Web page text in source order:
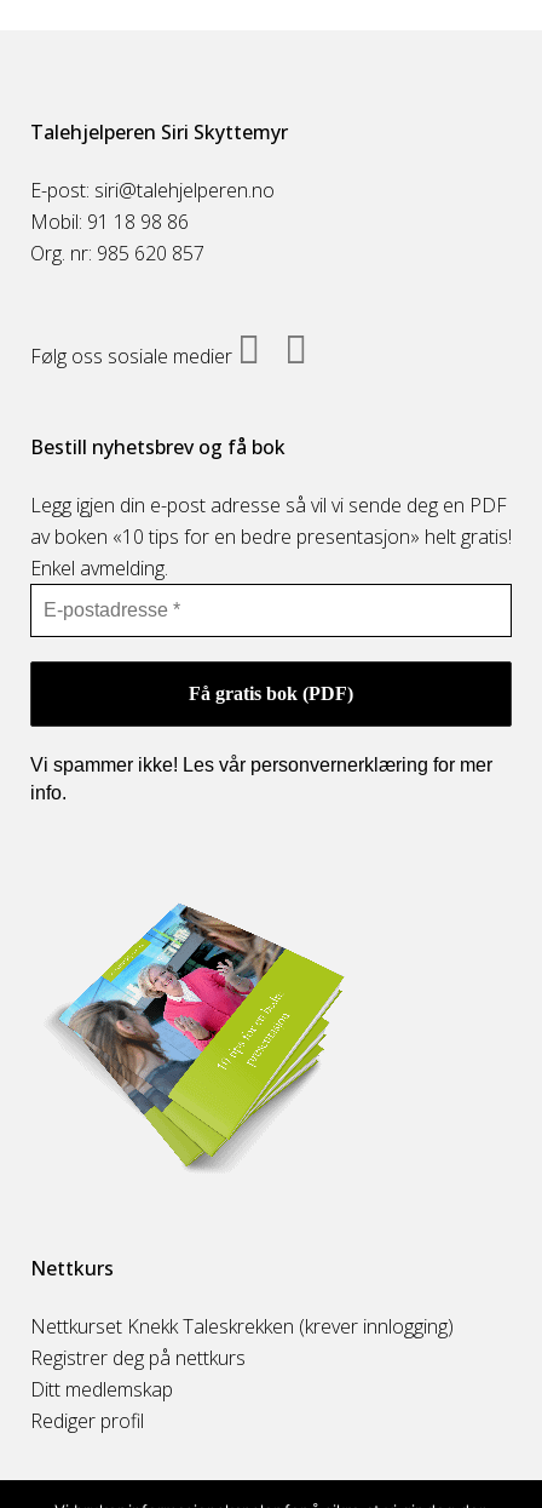
Talehjelperen Siri Skyttemyr
E-post: siri@talehjelperen.no
Mobil: 91 18 98 86
Org. nr: 985 620 857
Følg oss sosiale medier
Bestill nyhetsbrev og få bok
Legg igjen din e-post adresse så vil vi sende deg en PDF
av boken «10 tips for en bedre presentasjon» helt gratis!
Enkel avmelding.
Vi spammer ikke! Les vår personvernerklæring for mer
info.
Nettkurs
Nettkurset Knekk Taleskrekken (krever innlogging)
Registrer deg på nettkurs
Ditt medlemskap
Rediger profil